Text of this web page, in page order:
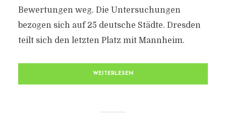
Bewertungen weg. Die Untersuchungen
bezogen sich auf 25 deutsche Städte. Dresden
teilt sich den letzten Platz mit Mannheim.
WEITERLESEN